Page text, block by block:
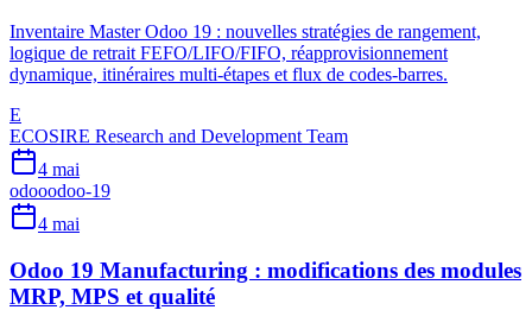
Inventaire Master Odoo 19 : nouvelles stratégies de rangement,
logique de retrait FEFO/LIFO/FIFO, réapprovisionnement
dynamique, itinéraires multi-étapes et flux de codes-barres.
E
ECOSIRE Research and Development Team
4 mai
odooodoo-19
4 mai
Odoo 19 Manufacturing : modifications des modules
MRP, MPS et qualité